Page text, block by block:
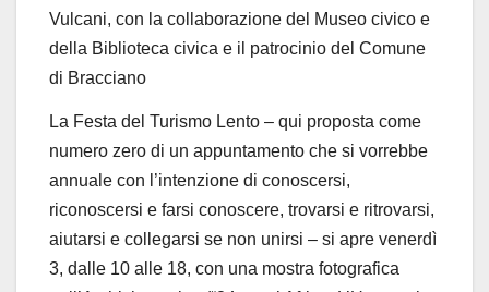
Vulcani, con la collaborazione del Museo civico e
della Biblioteca civica e il patrocinio del Comune
di Bracciano
La Festa del Turismo Lento – qui proposta come
numero zero di un appuntamento che si vorrebbe
annuale con l’intenzione di conoscersi,
riconoscersi e farsi conoscere, trovarsi e ritrovarsi,
aiutarsi e collegarsi se non unirsi – si apre venerdì
3, dalle 10 alle 18, con una mostra fotografica